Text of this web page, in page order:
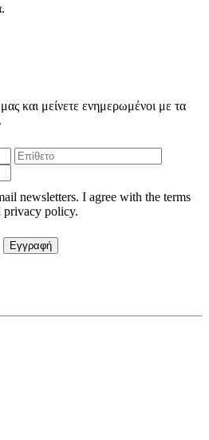
και μείνετε ενημερωμένοι με τα
newsletters. I agree with the terms
privacy policy.